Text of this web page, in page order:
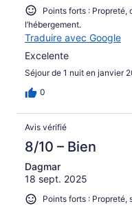
Points forts :
l’hébergement.
Traduire avec Google
Excelente
Séjour de 1 nuit en janvier
0
Avis vérifié
8/10 – Bien
Dagmar
18 sept. 2025
Points forts : Propreté,